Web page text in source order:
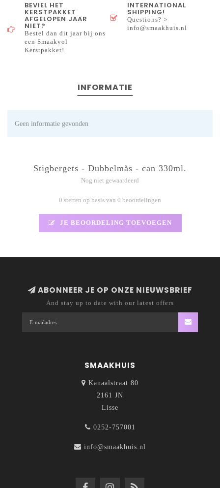
BEVIEL HET
KERSTPAKKET
AFGELOPEN JAAR
NIET?
Bestel dan dit jaar bij ons
een Smaakvol
Kerstpakket!
INTERNATIONAL
SHIPPING!
Questions? >
info@smaakhuis.nl
INFORMATIE
Geen informatie gevonden
Stigbergets - Dubbelmås - can 330ml.
Nog niet gewaardeerd
0 sterren op basis van 0 beoordelingen
JE BEOORDELING TOEVOEGEN
ABONNEER JE OP ONZE NIEUWSBRIEF
And stay up to date with our latest offers
SMAAKHUIS
Kanaalstraat 80
2161 JN
Lisse
0252-757001
info@smaakhuis.nl